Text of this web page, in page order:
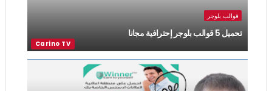
قوالب بلوجر
تحميل 5 قوالب بلوجر إحترافية مجانا